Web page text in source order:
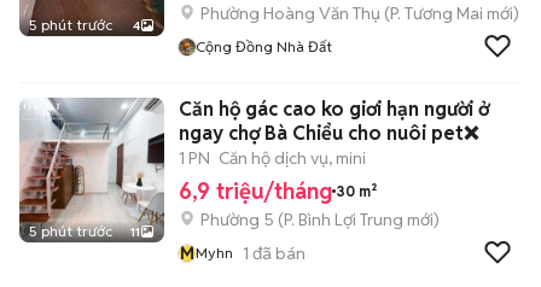
5 phút trước 4
Phường Hoàng Văn Thụ (P. Tương Mai mới)
Cộng Đồng Nhà Đất
5 phút trước 11
Căn hộ gác cao ko giơi hạn người ở
ngay chợ Bà Chiểu cho nuôi pet❌
1 PN Căn hộ dịch vụ, mini
6,9 triệu/tháng 30 m²
Phường 5 (P. Bình Lợi Trung mới)
MMyhn 1 đã bán